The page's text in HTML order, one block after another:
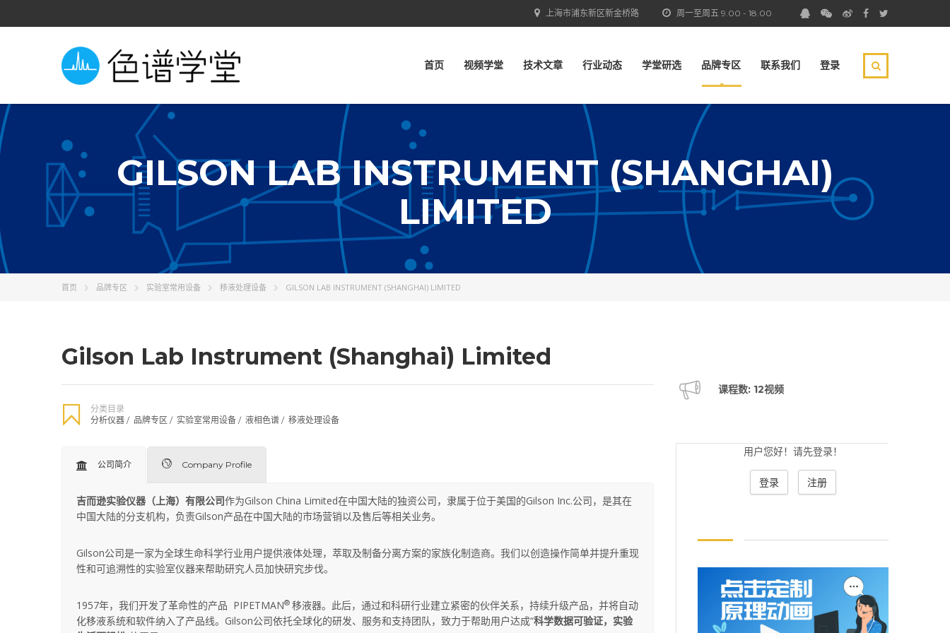
周一至周五 9.00 - 18.00
上海市浦东新区新金桥路
首页 视频学堂 技术文章 行业动态 学堂研选 品牌专区 联系我们 登录
GILSON LAB INSTRUMENT (SHANGHAI)
LIMITED
首页 品牌专区 实验室常用设备 移液处理设备 GILSON LAB INSTRUMENT (SHANGHAI) LIMITED
Gilson Lab Instrument (Shanghai) Limited
分类目录
分析仪器 / 品牌专区 / 实验室常用设备 / 液相色谱 / 移液处理设备
公司简介 Company Profile
吉而逊实验仪器（上海）有限公司作为Gilson China Limited在中国大陆的独资公司，隶属于位于美国的Gilson Inc.公司，是其在
中国大陆的分支机构，负责Gilson产品在中国大陆的市场营销以及售后等相关业务。
Gilson公司是一家为全球生命科学行业用户提供液体处理，萃取及制备分离方案的家族化制造商。我们以创造操作简单并提升重现
性和可追溯性的实验室仪器来帮助研究人员加快研究步伐。
1957年，我们开发了革命性的产品 PIPETMAN® 移液器。此后，通过和科研行业建立紧密的伙伴关系，持续升级产品，并将自动
化移液系统和软件纳入了产品线。Gilson公司依托全球化的研发、服务和支持团队，致力于帮助用户达成“科学数据可验证，实验
课程数: 12视频
用户您好！请先登录！
登录 注册